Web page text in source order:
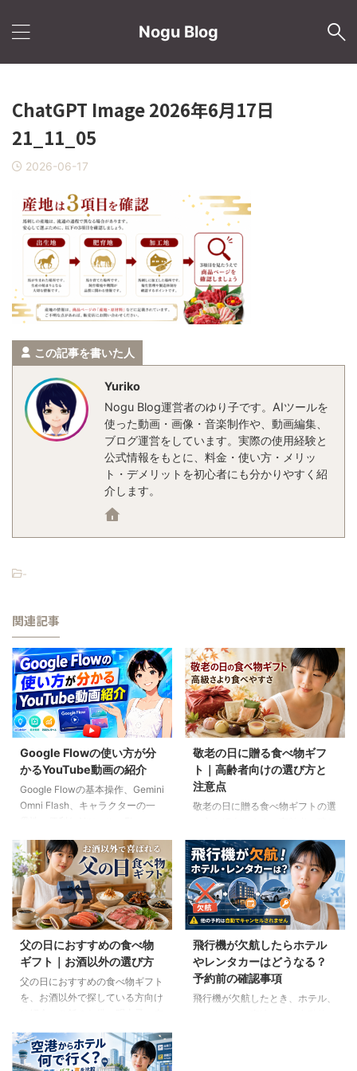
Nogu Blog
ChatGPT Image 2026年6月17日
21_11_05
2026-06-17
この記事を書いた人
Yuriko
Nogu Blog運営者のゆり子です。AIツールを
使った動画・画像・音楽制作や、動画編集、
ブログ運営をしています。実際の使用経験と
公式情報をもとに、料金・使い方・メリッ
ト・デメリットを初心者にも分かりやすく紹
介します。
-
関連記事
Google Flowの使い方が分
かるYouTube動画の紹介
Google Flowの基本操作、Gemini
Omni Flash、キャラクターの一
研究室の長編動画18本を、目的別
に分かりやすく紹介します。
敬老の日に贈る食べ物ギフ
ト｜高齢者向けの選び方と
注意点
敬老の日に贈る食べ物ギフトの選
力や好み、食事制限、保存方法に
配慮しながら、和菓子、スープ、
ご飯のお供、やわらか食などの候
補をわかりやすく解説します。
父の日におすすめの食べ物
ギフト｜お酒以外の選び方
父の日におすすめの食べ物ギフト
を、お酒以外で探している方向け
など、父の好みに合わせた選び方
と注意点を解説します。
飛行機が欠航したらホテル
やレンタカーはどうなる？
予約前の確認事項
飛行機が欠航したとき、ホテル、